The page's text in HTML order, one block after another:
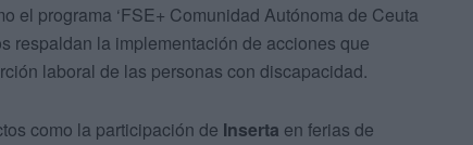
el programa ‘FSE+ Comunidad Autónoma de Ceuta
respaldan la implementación de acciones que
laboral de las personas con discapacidad.
como la participación de Inserta en ferias de